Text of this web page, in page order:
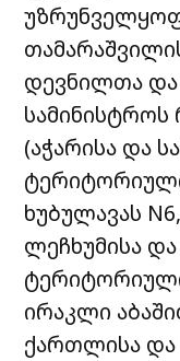
დევნილთა და
(აჭარისა და
ხუბულავას
ლეჩხუმისა
ირაკლი
ქართლისა და